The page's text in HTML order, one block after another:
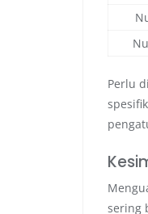
Perlu
sering